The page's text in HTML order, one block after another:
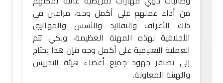
من أداء عملهم على أكمل وجه، مراعين في
ذلك الأعراف والتقاليد والأسس والمواثيق
الأخلاقية لهذه المهنة العظيمة، ولكي تتم
العملية التعليمية على أكمل وجه فإن هذا يحتاج
إلى تضافر جهود جميع أعضاء هيئة التدريس
والهيئة المعاونة.